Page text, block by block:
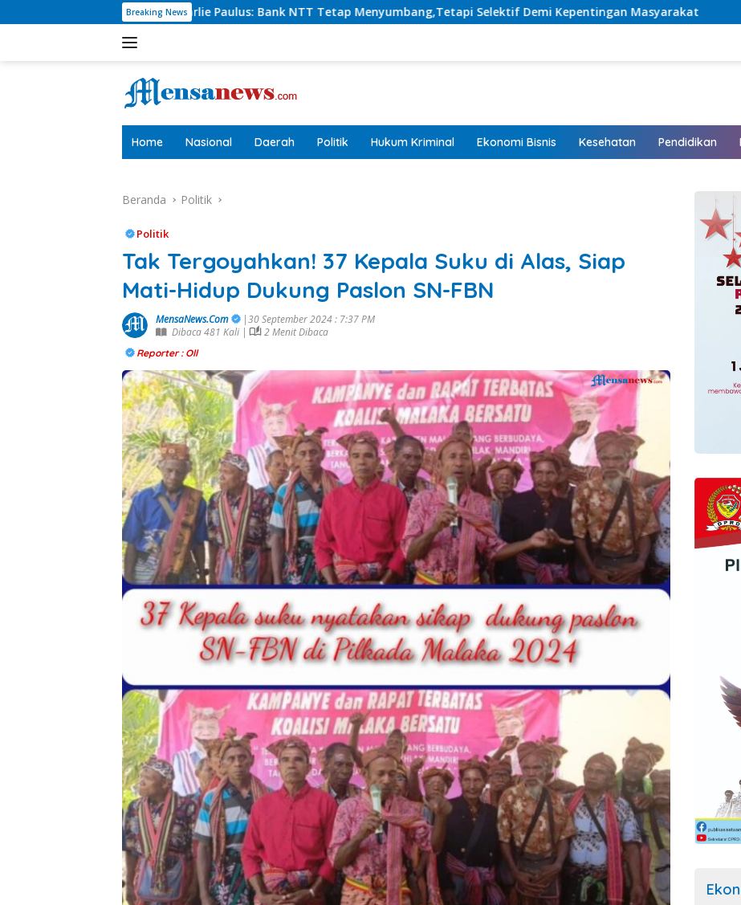
ke
Breaking News
Charlie Paulus: Bank NTT Tetap Menyumbang,Tetapi Selektif Demi Kepentingan Masyarakat Listrik Hadir, Harapan
Home Nasional Daerah Politik Hukum Kriminal Ekonomi Bisnis Kesehatan Pendidikan
Beranda Politik
Politik
Tak Tergoyahkan! 37 Kepala Suku di Alas, Siap
Mati-Hidup Dukung Paslon SN-FBN
MensaNews.Com
|30 September 2024 : 7:37 PM
Dibaca 481 Kali |
2 Menit Dibaca
Reporter : Oll